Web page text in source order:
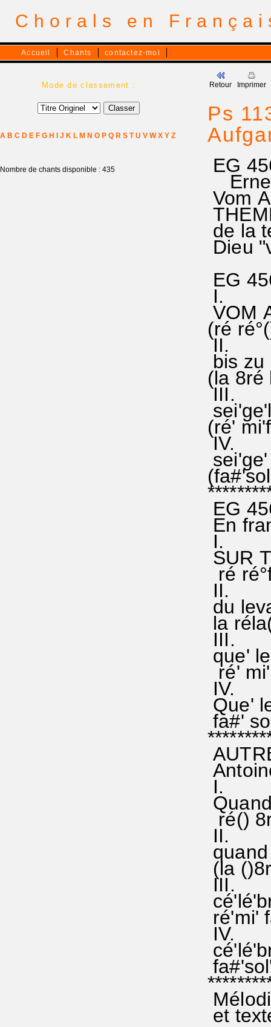
Chorals en
Accueil Chants contactez-moi
Mode de classement :
A B C D E F G H J K L M N O P Q R S T U V W X Y Z
Nombre de chants disponible : 435
Retour Imprimer
Ps
EG
Vom
de la
Dieu
EG
I.
VOM
(ré
II.
bis zu
(la 8ré
(ré'
IV.
EG
En
SUR
ré
II.
du
la
que'
ré'
IV.
Que'
fa#'
ré()
II.
(la
ré'mi'
IV.
et